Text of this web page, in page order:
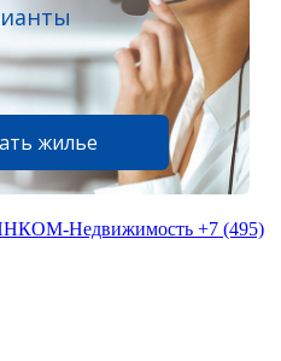
жилье
+7 (495)